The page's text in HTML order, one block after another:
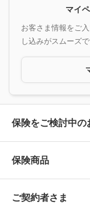
マイ
お客さま情報をご
し込みがスムーズで
保険をご検討中の
保険の選び方
保険選びで迷っ
保険商品
保険商品一覧
ご契約者さま